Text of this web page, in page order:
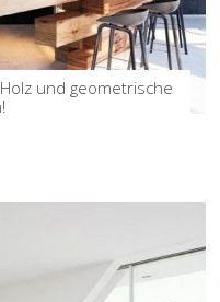
und geometrische